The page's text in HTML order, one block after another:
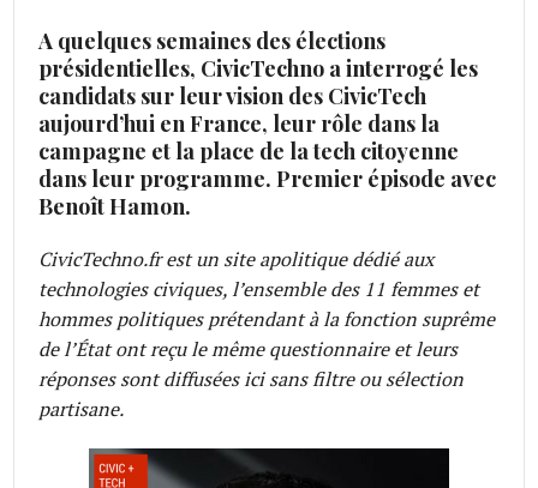
A quelques semaines des élections
présidentielles, CivicTechno a interrogé les
candidats sur leur vision des CivicTech
aujourd’hui en France, leur rôle dans la
campagne et la place de la tech citoyenne
dans leur programme. Premier épisode avec
Benoît Hamon.
CivicTechno.fr est un site apolitique dédié aux
technologies civiques, l’ensemble des 11 femmes et
hommes politiques prétendant à la fonction suprême
de l’État ont reçu le même questionnaire et leurs
réponses sont diffusées ici sans filtre ou sélection
partisane.